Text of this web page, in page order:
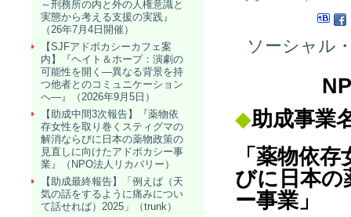
ソーシャル
◆助成事業
「薬物依
びに日本の
ー事業 」
～刑務所の内と外の人権意識と
実態から考える支援の実践』
（26年7月4日開催）
【SJFアドボカシーカフェ案
内】『ヘイト＆ホープ：演劇の
可能性を開く―異なる背景を持
つ他者とのコミュニケーション
へ―』（2026年9月5日）
【助成中間3次報告】『薬物依
存女性を取り巻くスティグマの
解消ならびに日本の薬物政策の
見直しに向けたアドボカシー事
業』（NPO法人リカバリー）
【助成最終報告】「例えば（天
気の話をするように痛みについ
て話せれば）2025」（trunk）